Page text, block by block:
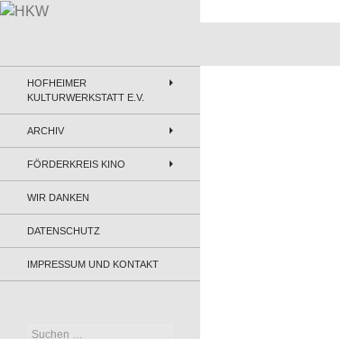
Zum
HOFHEIMER
KULTURWERKSTATT E.V.
ARCHIV
FÖRDERKREIS KINO
WIR DANKEN
DATENSCHUTZ
IMPRESSUM UND KONTAKT
Suchen